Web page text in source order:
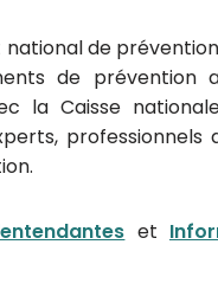
de
de prévention
la Caisse
professionnels
et